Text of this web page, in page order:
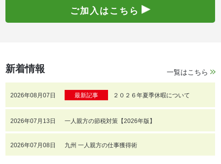
ご加入はこちら
新着情報
2026年08月07日 最新記事 ２０２６年夏季休暇について
2026年07月13日 一人親方の節税対策【2026年版】
2026年07月08日 九州 一人親方の仕事獲得術
一覧はこちら